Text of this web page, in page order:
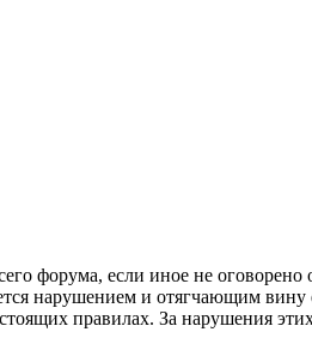
форума, если иное не
нарушением и отягчающим
правилах. За нарушения